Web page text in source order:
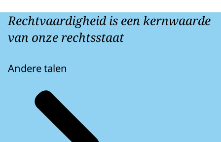
Rechtvaardigheid is een kernwaarde
van onze rechtsstaat
Andere talen